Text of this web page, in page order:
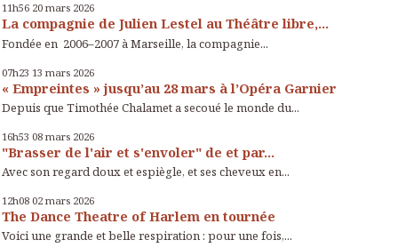
11h56 20 mars 2026
La compagnie de Julien Lestel au Théâtre libre,...
Fondée en 2006–2007 à Marseille, la compagnie...
07h23 13 mars 2026
« Empreintes » jusqu’au 28 mars à l’Opéra Garnier
Depuis que Timothée Chalamet a secoué le monde du...
16h53 08 mars 2026
"Brasser de l'air et s'envoler" de et par...
Avec son regard doux et espiègle, et ses cheveux en...
12h08 02 mars 2026
The Dance Theatre of Harlem en tournée
Voici une grande et belle respiration : pour une fois,...